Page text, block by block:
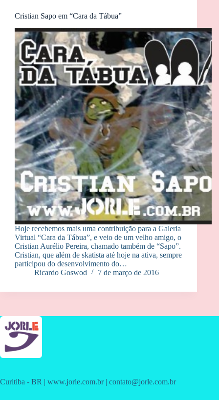
Cristian Sapo em “Cara da Tábua”
Hoje recebemos mais uma contribuição para a Galeria
Virtual “Cara da Tábua”, e veio de um velho amigo, o
Cristian Aurélio Pereira, chamado também de “Sapo”.
Cristian, que além de skatista até hoje na ativa, sempre
participou do desenvolvimento do…
Ricardo Goswod
7 de março de 2016
Curitiba - BR | www.jorle.com.br | contato@jorle.com.br